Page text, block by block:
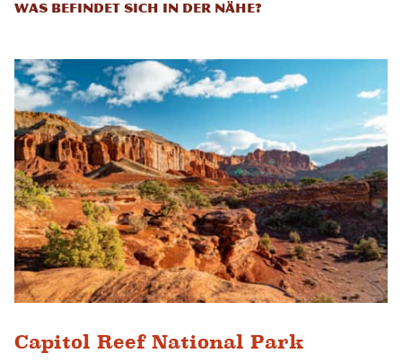
Was befindet sich in der Nähe?
Capitol Reef National Park